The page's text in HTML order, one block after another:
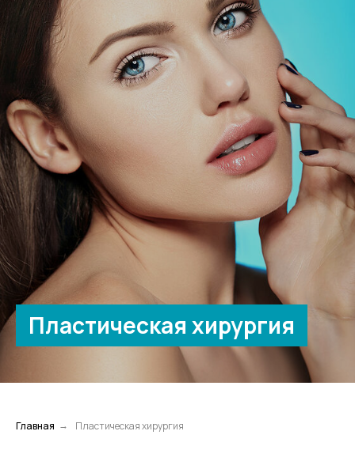
Пластическая хирургия
Главная → Пластическая хирургия